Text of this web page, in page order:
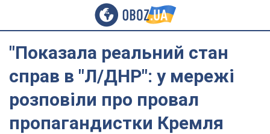
"Показала реальний стан
справ в "Л/ДНР": у мережі
розповіли про провал
пропагандистки Кремля